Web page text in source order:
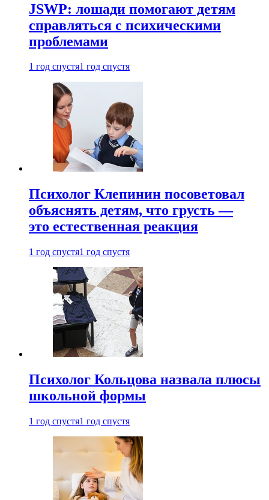
JSWP: лошади помогают детям
справляться с психическими
проблемами
1 год спустя1 год спустя
Психолог Клепинин посоветовал
объяснять детям, что грусть —
это естественная реакция
1 год спустя1 год спустя
Психолог Кольцова назвала плюсы
школьной формы
1 год спустя1 год спустя